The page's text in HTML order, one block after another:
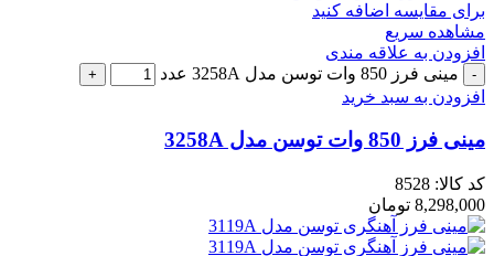
برای مقایسه اضافه کنید
مشاهده سریع
افزودن به علاقه مندی
مینی فرز 850 وات توسن مدل 3258A عدد
افزودن به سبد خرید
مینی فرز 850 وات توسن مدل 3258A
کد کالا: 8528
8,298,000 تومان